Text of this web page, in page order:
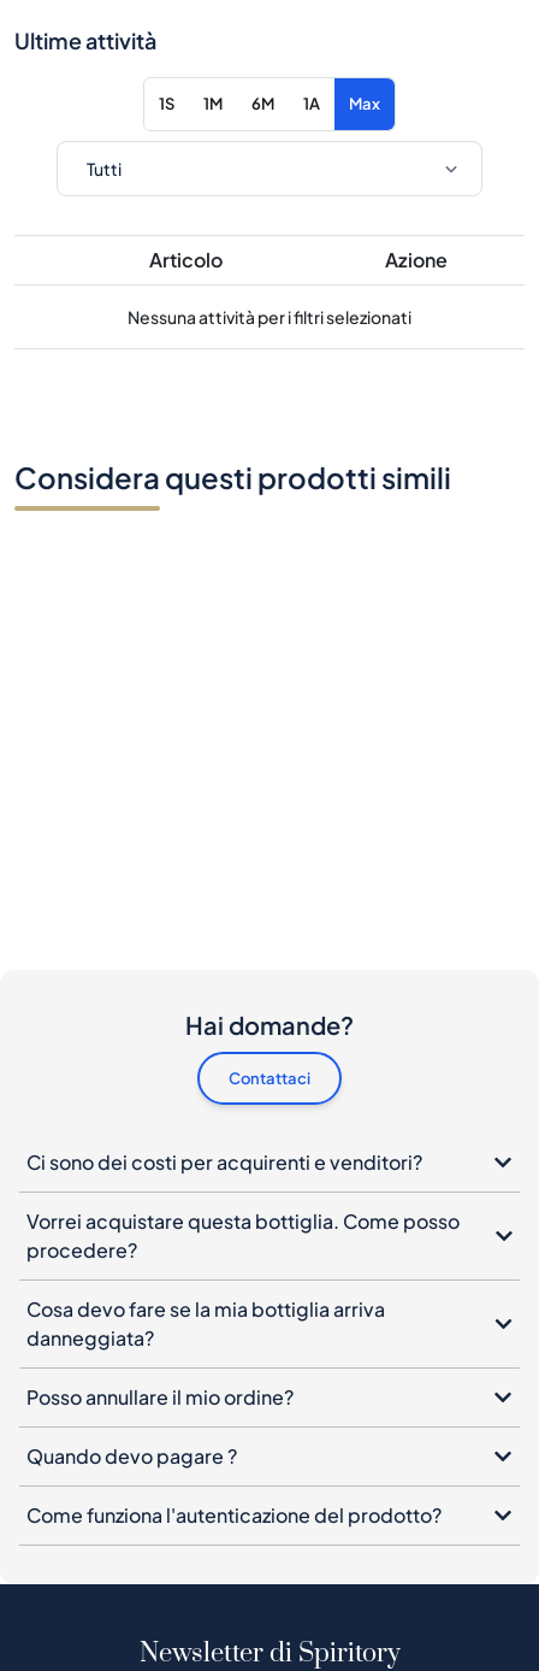
Ultime attività
1S 1M 6M 1A Max
Articolo Azione
Nessuna attività per i filtri selezionati
Considera questi prodotti simili
Hai domande?
Contattaci
Ci sono dei costi per acquirenti e venditori?
Vorrei acquistare questa bottiglia. Come posso
procedere?
Cosa devo fare se la mia bottiglia arriva
danneggiata?
Posso annullare il mio ordine?
Quando devo pagare ?
Come funziona l'autenticazione del prodotto?
Newsletter di Spiritory